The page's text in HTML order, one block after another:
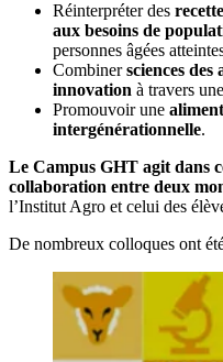
Réinterpréter des
aux besoins de
personnes âgées
Combinersciences des
innovation à travers
Promouvoir une
intergénérationnelle.
Le Campus GHT agit dans
collaboration entre deux
l’Institut Agro et celui des
De nombreux colloques ont